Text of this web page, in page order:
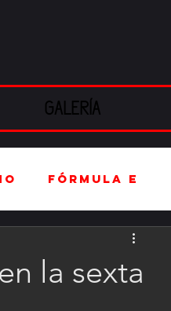
GALERÍA
Fórmula E
la sexta